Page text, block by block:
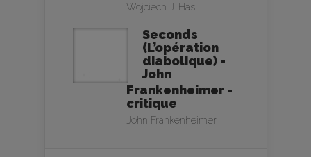
Wojciech J. Has
Seconds
(L’opération
diabolique) -
John
Frankenheimer -
critique
John Frankenheimer